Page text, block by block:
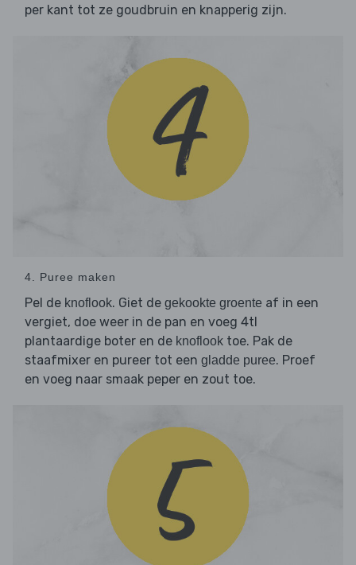
per kant tot ze goudbruin en knapperig zijn.
4. Puree maken
Pel de knoflook. Giet de gekookte groente af in een
vergiet, doe weer in de pan en voeg 4tl
plantaardige boter en de knoflook toe. Pak de
staafmixer en pureer tot een gladde puree. Proef
en voeg naar smaak peper en zout toe.